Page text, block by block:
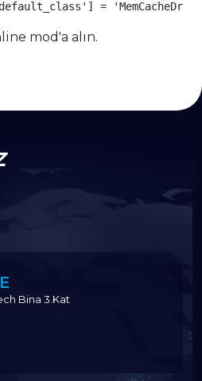
=
mod'a alın.
Bina 3.Kat